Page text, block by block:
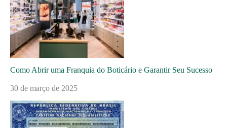
Como Abrir uma Franquia do Boticário e Garantir Seu Sucesso
30 de março de 2025